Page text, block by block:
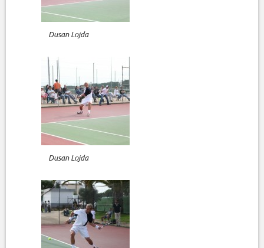
Dusan Lojda
Dusan Lojda